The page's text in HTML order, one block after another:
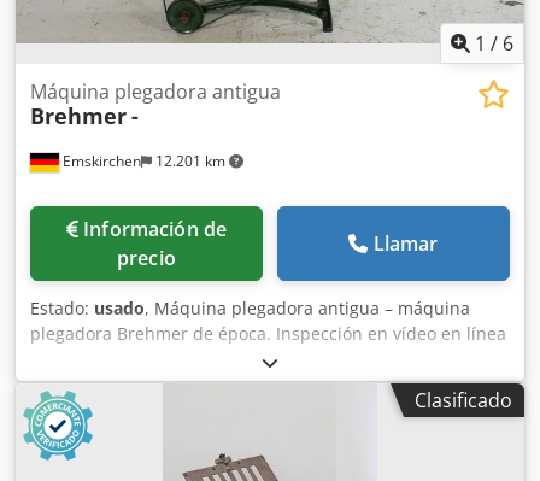
1 / 6
Emskirchen 12.201 km
Máquina plegadora antigua
Brehmer-
Información de
precio
Llamar
Estado: usado, Máquina plegadora antigua – máquina
plegadora Brehmer de época. Inspección en vídeo en línea
a través de Skype. Cedpeh Ax A Refx Acisha Nos encantaría
recibir su visita; tenemos más máquinas en stock.
Disponible de inmediato; puede ser inspeccionada. En
stock en Emskirchen/Núremberg; puede ser probada.
Clasificado